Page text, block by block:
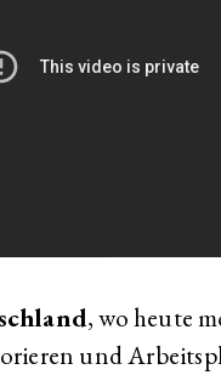
, wo heute
und